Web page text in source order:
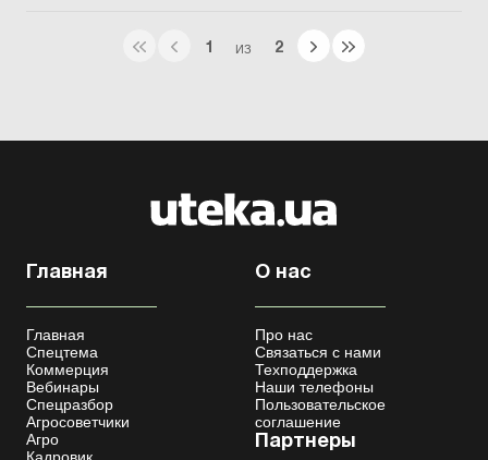
1 ИЗ 2
Главная
Главная
Спецтема
Коммерция
Вебинары
Спецразбор
Агросоветчики
Агро
О нас
Про нас
Связаться с нами
Техподдержка
Наши телефоны
Пользовательское
соглашение
Партнеры